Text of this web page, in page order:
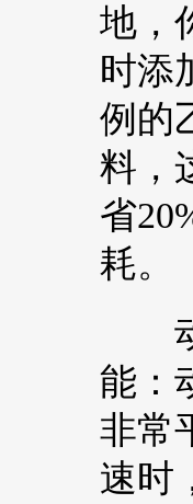
地，
时添
例的
料，
省
耗。
动
能：
非常
速时